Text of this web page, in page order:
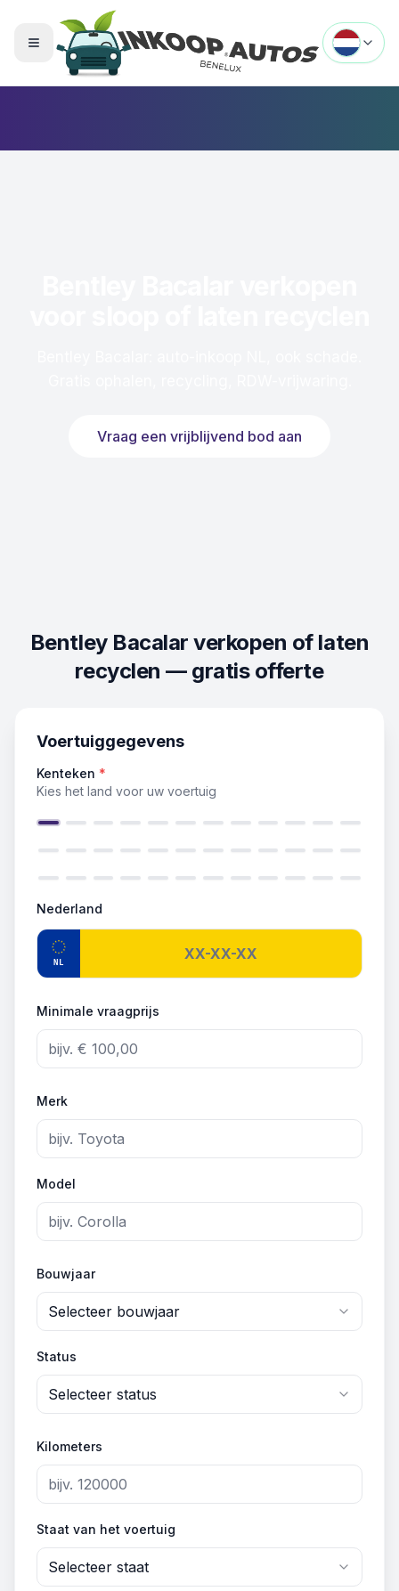
Menu openen
Vraag een vrijblijvend bod aan
Bentley Bacalar verkopen of laten
recyclen — gratis offerte
Voertuiggegevens
Kenteken *
Kies het land voor uw voertuig
Nederland
NL
Minimale vraagprijs
Merk
Model
Bouwjaar
Selecteer bouwjaar
Status
Selecteer status
Kilometers
Staat van het voertuig
Selecteer staat